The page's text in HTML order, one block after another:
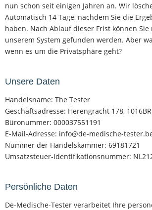
nun schon seit einigen Jahren an. Wir
Automatisch 14 Tage, nachdem Sie die
haben. Nach Ablauf dieser Frist können
unserem System gefunden werden. Aber
wenn es um die Privatsphäre geht?
Unsere Daten
Handelsname: The Tester
Geschäftsadresse: Herengracht 178,
Büronummer: 000037551191
E-Mail-Adresse: info@de-medische-
Nummer der Handelskammer: 69181721
Umsatzsteuer-Identifikationsnummer:
Persönliche Daten
De-Medische-Tester verarbeitet Ihre